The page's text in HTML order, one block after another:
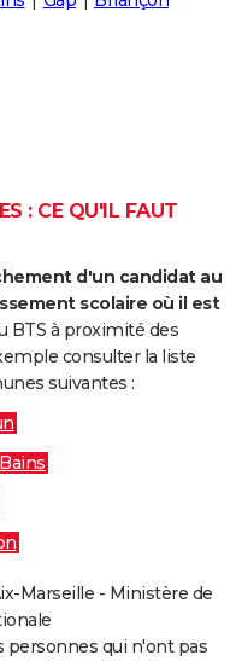
: CE QU'IL FAUT
d'un candidat au
scolaire où il est
BTS à proximité des
consulter la liste
suivantes :
Marseille - Ministère de
personnes qui n'ont pas